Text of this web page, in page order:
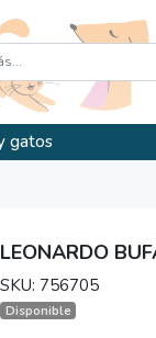
gatos
LEONARDO
SKU: 756705
Disponible